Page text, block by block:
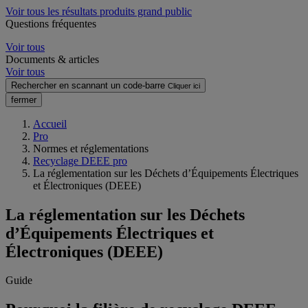
Voir tous les résultats produits grand public
Questions fréquentes
Voir tous
Documents & articles
Voir tous
Rechercher en scannant un code-barre Cliquer ici
fermer
Accueil
Pro
Normes et réglementations
Recyclage DEEE pro
La réglementation sur les Déchets d’Équipements Électriques
et Électroniques (DEEE)
La réglementation sur les Déchets
d’Équipements Électriques et
Électroniques (DEEE)
Guide